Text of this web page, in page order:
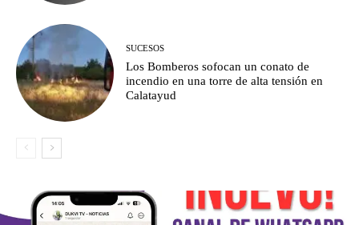
SUCESOS
Los Bomberos sofocan un conato de
incendio en una torre de alta tensión en
Calatayud